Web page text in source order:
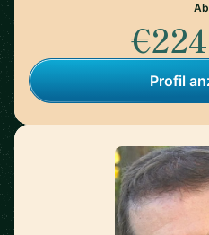
Ab
€224
Profil